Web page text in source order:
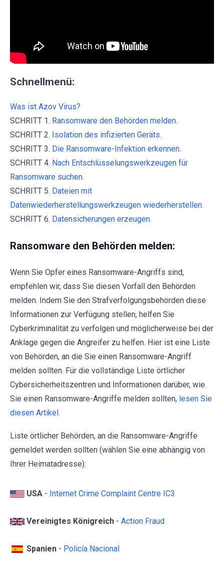
Schnellmenü:
Was ist Azov Virus?
SCHRITT 1. Ransomware den Behörden melden.
SCHRITT 2. Isolation des infizierten Geräts.
SCHRITT 3. Die Ransomware-Infektion erkennen.
SCHRITT 4. Nach Entschlüsselungswerkzeugen für
Ransomware suchen.
SCHRITT 5. Dateien mit
Datenwiederherstellungswerkzeugen wiederherstellen.
SCHRITT 6. Datensicherungen erzeugen.
Ransomware den Behörden melden:
Wenn Sie Opfer eines Ransomware-Angriffs sind,
empfehlen wir, dass Sie diesen Vorfall den Behörden
melden. Indem Sie den Strafverfolgungsbehörden diese
Informationen zur Verfügung stellen, helfen Sie
Cyberkriminalität zu verfolgen und möglicherweise bei der
Anklage gegen die Angreifer zu helfen. Hier ist eine Liste
von Behörden, an die Sie einen Ransomware-Angriff
melden sollten. Für die vollständige Liste örtlicher
Cybersicherheitszentren und Informationen darüber, wie
Sie einen Ransomware-Angriffe melden sollten, lesen Sie
diesen Artikel .
Liste örtlicher Behörden, an die Ransomware-Angriffe
gemeldet werden sollten (wählen Sie eine abhängig von
Ihrer Heimatadresse):
USA - Internet Crime Complaint Centre IC3
Vereinigtes Königreich - Action Fraud
Spanien - Policía Nacional